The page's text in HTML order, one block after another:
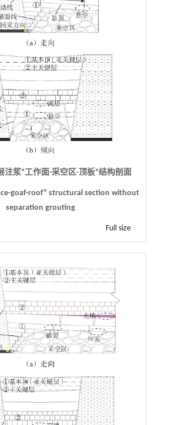
注浆“工作面-采空区-顶板”结构剖面
goaf-roof” structural section without
separation grouting
Full size